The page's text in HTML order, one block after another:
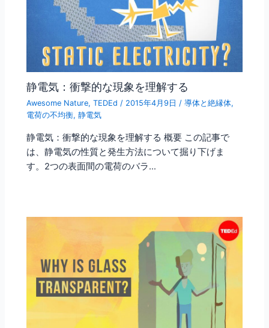
静電気：衝撃的な現象を理解する
Awesome Nature,TEDEd / 2015年4月9日/導体と絶縁体,
電荷の不均衡,静電気
静電気：衝撃的な現象を理解する 概要 この記事で
は、静電気の性質と発生方法について掘り下げま
す。2つの表面間の電荷のバラ…